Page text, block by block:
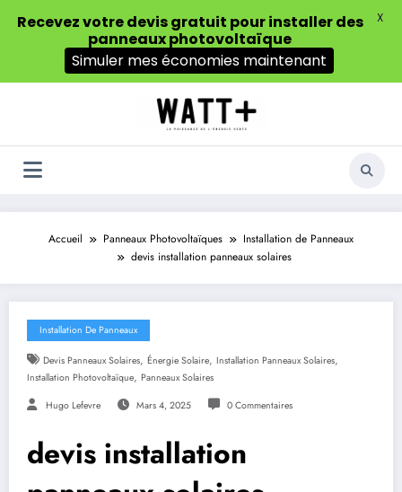
Accueil Panneaux Photovoltaïques
Installation de Panneaux
devis installation panneaux solaires
Installation De Panneaux
Devis Panneaux Solaires, Énergie Solaire, Installation Panneaux Solaires,
Installation Photovoltaïque, Panneaux Solaires
Hugo Lefevre Mars 4, 2025 0 Commentaires
devis installation
Recevez votre devis gratuit pour installer des
panneaux photovoltaïque
Simuler mes économies maintenant
X